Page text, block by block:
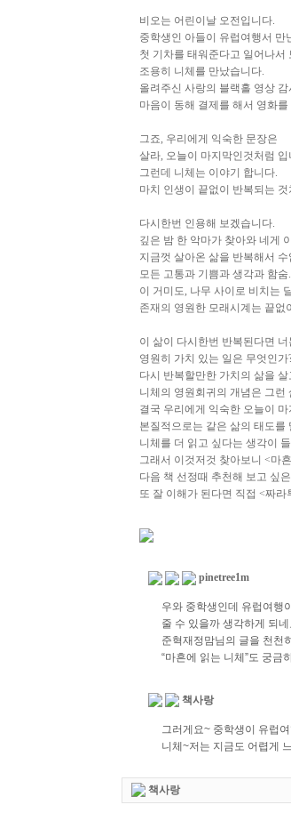
비오는 어린이날 오전입니다.
중학생인 아들이 유럽여행서 만
첫 기차를 태워준다고 일어나서
조용히 니체를 만났습니다.
올려주신 사랑의 블랙홀 영상 감
마음이 동해 결제를 해서 영화를
그죠, 우리에게 익숙한 문장은
살라, 오늘이 마지막인것처럼 입
그런데 니체는 이야기 합니다.
마치 인생이 끝없이 반복되는
다시한번 인용해 보겠습니다.
깊은 밤 한 악마가 찾아와 네게
지금껏 살아온 삶을 반복해서
모든 고통과 기쁨과 생각과 함
이 거미도, 나무 사이로 비치는
존재의 영원한 모래시계는 끝없
이 삶이 다시한번 반복된다면
영원히 가치 있는 일은 무엇인가
다시 반복할만한 가치의 삶을
니체의 영원회귀의 개념은 그런
결국 우리에게 익숙한 오늘이
본질적으로는 같은 삶의 태도를
니체를 더 읽고 싶다는 생각이
그래서 이것저것 찾아보니 <마
다음 책 선정때 추천해 보고 싶
또 잘 이해가 된다면 직접 <짜
pinetree1m
우와 중학생인데 유럽여행
줄 수 있을까 생각하게 되
준혁재정맘님의 글을 천천
“마흔에 읽는 니체”도 궁금
책사랑
그러게요~ 중학생이 유럽
니체~저는 지금도 어렵게
책사랑